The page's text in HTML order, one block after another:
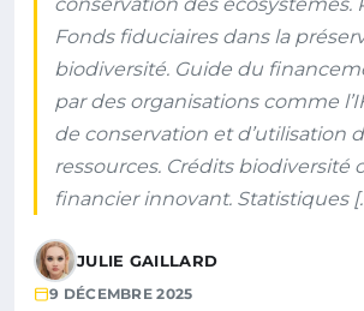
Fonds fiduciaires dans la
biodiversité. Guide du
par des organisations comme
de conservation et d’utilisation
ressources. Crédits biodiversité
financier innovant. Statistiques
JULIE GAILLARD
9 DÉCEMBRE 2025